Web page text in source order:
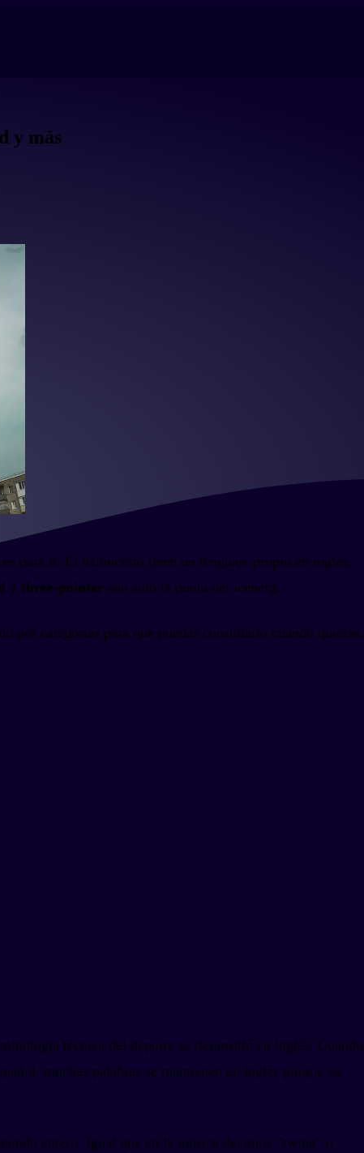
y más
para ti. El baloncesto tiene un lenguaje propio en inglés,
y three-pointer son solo la punta del iceberg.
por categorías para que puedas consultarlo cuando quieras.
técnica del deporte se desarrolló en inglés. Cuando
muchas palabras se mantienen en inglés porque ya
entero. Igual que en la música decimos "swing" o